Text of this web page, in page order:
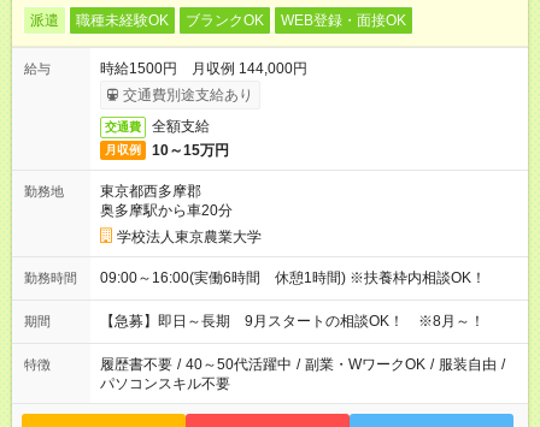
派遣 職種未経験OK ブランクOK WEB登録・面接OK
給与
時給1500円 月収例 144,000円
交通費別途支給あり
交通費 全額支給
月収例 10～15万円
勤務地
東京都西多摩郡
奥多摩駅から車20分
学校法人東京農業大学
勤務時間 09:00～16:00(実働6時間 休憩1時間) ※扶養枠内相談OK！
期間 【急募】即日～長期 9月スタートの相談OK！ ※8月～！
特徴 履歴書不要 / 40～50代活躍中 / 副業・WワークOK / 服装自由 /
パソコンスキル不要